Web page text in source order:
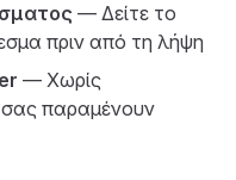
— Δείτε το
πριν από τη λήψη
— Χωρίς
παραμένουν